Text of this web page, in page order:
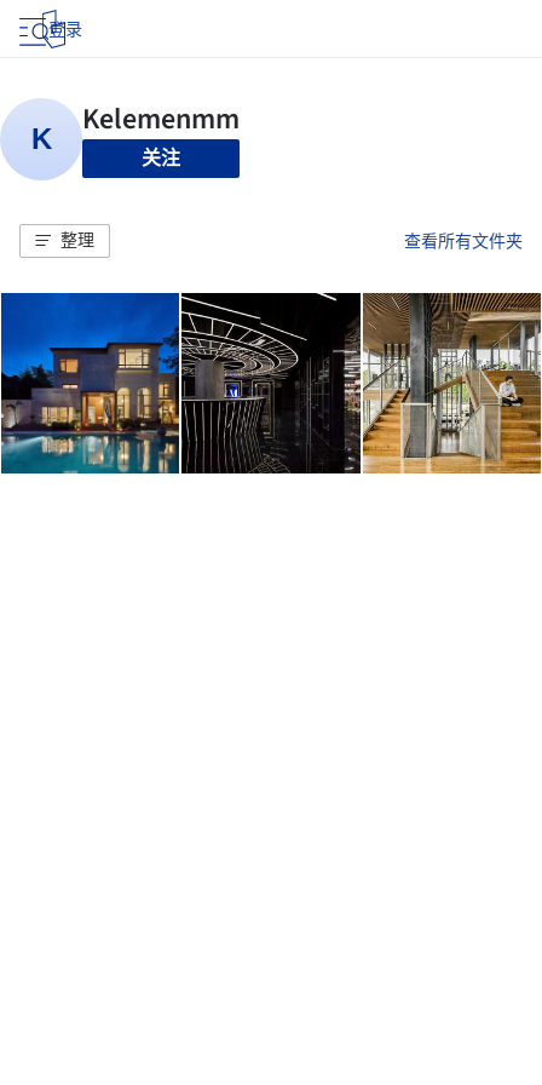
登录
关注
整理 查看所有文件夹